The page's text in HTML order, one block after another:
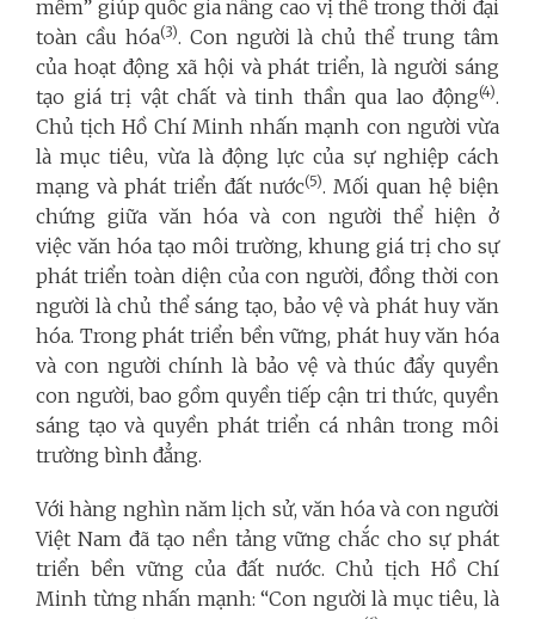
mềm” giúp quốc gia nâng cao vị thế trong thời đại
toàn cầu hóa(3). Con người là chủ thể trung tâm
của hoạt động xã hội và phát triển, là người sáng
tạo giá trị vật chất và tinh thần qua lao động(4).
Chủ tịch Hồ Chí Minh nhấn mạnh con người vừa
là mục tiêu, vừa là động lực của sự nghiệp cách
mạng và phát triển đất nước(5). Mối quan hệ biện
chứng giữa văn hóa và con người thể hiện ở
việc văn hóa tạo môi trường, khung giá trị cho sự
phát triển toàn diện của con người, đồng thời con
người là chủ thể sáng tạo, bảo vệ và phát huy văn
hóa. Trong phát triển bền vững, phát huy văn hóa
và con người chính là bảo vệ và thúc đẩy quyền
con người, bao gồm quyền tiếp cận tri thức, quyền
sáng tạo và quyền phát triển cá nhân trong môi
trường bình đẳng.
Với hàng nghìn năm lịch sử, văn hóa và con người
Việt Nam đã tạo nền tảng vững chắc cho sự phát
triển bền vững của đất nước. Chủ tịch Hồ Chí
Minh từng nhấn mạnh: “Con người là mục tiêu, là